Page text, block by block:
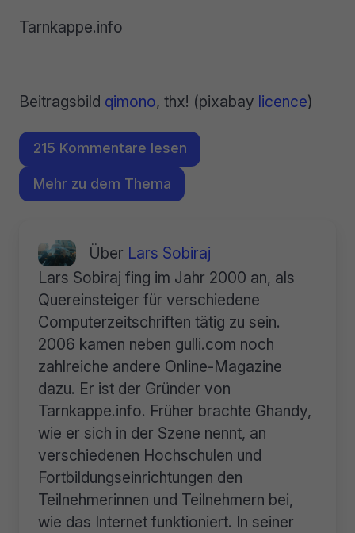
Tarnkappe.info
Beitragsbild qimono, thx! (pixabay licence)
215 Kommentare lesen
Mehr zu dem Thema
Über Lars Sobiraj
Lars Sobiraj fing im Jahr 2000 an, als
Quereinsteiger für verschiedene
Computerzeitschriften tätig zu sein.
2006 kamen neben gulli.com noch
zahlreiche andere Online-Magazine
dazu. Er ist der Gründer von
Tarnkappe.info. Früher brachte Ghandy,
wie er sich in der Szene nennt, an
verschiedenen Hochschulen und
Fortbildungseinrichtungen den
Teilnehmerinnen und Teilnehmern bei,
wie das Internet funktioniert. In seiner